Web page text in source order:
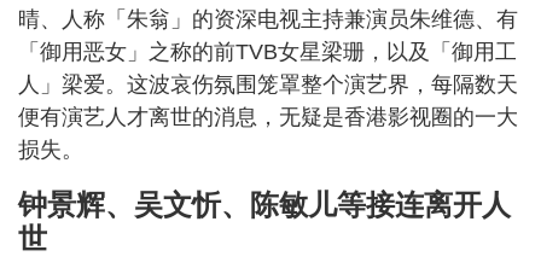
晴、人称「朱翁」的资深电视主持兼演员朱维德、有
「御用恶女」之称的前TVB女星梁珊，以及「御用工
人」梁爱。这波哀伤氛围笼罩整个演艺界，每隔数天
便有演艺人才离世的消息，无疑是香港影视圈的一大
损失。
钟景辉、吴文忻、陈敏儿等接连离开人
世